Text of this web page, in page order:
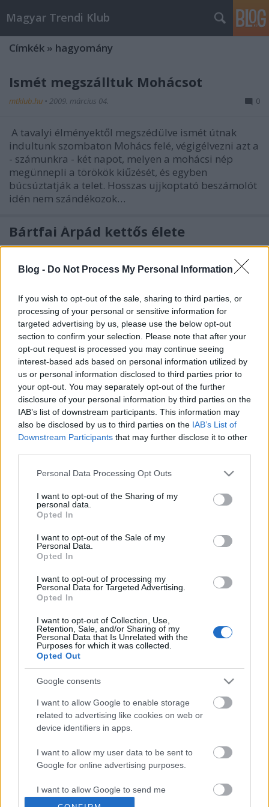
Blog - Do Not Process My Personal Information
If you wish to opt-out of the sale, sharing to third parties, or
processing of your personal or sensitive information for
targeted advertising by us, please use the below opt-out
section to confirm your selection. Please note that after your
opt-out request is processed you may continue seeing
interest-based ads based on personal information utilized by
us or personal information disclosed to third parties prior to
your opt-out. You may separately opt-out of the further
disclosure of your personal information by third parties on the
IAB’s list of downstream participants. This information may
also be disclosed by us to third parties on the IAB’s List of
Downstream Participants that may further disclose it to other
Please note that this website/app uses one or more Google
not limited to your visit or usage behaviour. You may click to
grant or deny consent to Google and its third-party tags to
use your data for below specified purposes in below Google
consent section.
Personal Data Processing Opt Outs
I want to opt-out of the Sharing of my
personal data.
Opted In
I want to opt-out of the Sale of my
Personal Data.
Opted In
I want to opt-out of processing my
Personal Data for Targeted Advertising.
Opted In
I want to opt-out of Collection, Use,
Retention, Sale, and/or Sharing of my
Personal Data that Is Unrelated with the
Purposes for which it was collected.
Opted Out
Google consents
I want to allow Google to enable storage
related to advertising like cookies on web or
device identifiers in apps.
I want to allow my user data to be sent to
Google for online advertising purposes.
I want to allow Google to send me
personalized advertising.
Magyar Trendi Klub
Címkék » hagyomány
Ismét megszálltuk Mohácsot
mtklub.hu • 2009. március 04. 0
A tavalyi élményektől megszédülve ismét útnak
indultunk szombaton Mohács felé, végigélvezni azt a
- számunkra - két napot, melyen a mohácsi nép
megünnepli a törökök kiűzését, és egyben
búcsúztatják a telet. Hosszas ujjkoptató beszámolót
idén nem szándékozok…
Bártfai Árpád kettős élete
mtklub.hu•2007. november 22. 0
szerető családatya. Februárban azonban pár napra
elkapja a pepita éxíj. Hasonszőrű barátaival
félelemkeltő maszkok mögé rejtve orcáikat,
kolbásztöltelék-szagú paprikapálinkával és óriási
kolompokkal felszerelve…
November 2. Halottak napja
mtklub.hu•2007. november 02.
November 2. Halottak napjaApu, p, 11/02/2007 -
10:01Halottak napját november 2-án 998. óta tartja
meg a keresztény egyház. Ez az ünnep összefügg
azzal a századvégi szorongásos hangulattal, mely
igyekeztek a halottakkal…
November 1. Mindenszentek napja
mtklub.hu•2007. november 01.
E napon ma is szokás a sírok megtisztítása,
feldíszítése és gyertyák gyújtása a halottak
hazalátogatnak a halottak, ezért sokfelé szokás,
hogy számukra is megterítenek, kenyeret, sót, vizet
tesznek az asztalra. A bukovinai magyarok…
Magyar hímestojásrekord
mtklub.hu•2007. július 04.
Egy pécsi tojásíró magyar hímestojás-rekordot
állított föl: 1500 különböző mintájú tojást készített
el. Mosonyi Éva célja az volt, hogy összegyűjtse,
rendszerezze a Kárpát-medence írott tojásmintáit.
Ezeket valódi, kifújt tojásokra folyamatosan meg is
írta. Több…